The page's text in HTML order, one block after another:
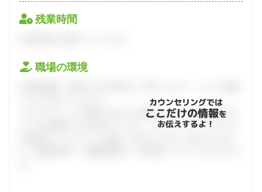
残業時間
職場の環境
ハタラクティブが企業とあなたの間に立って、あなたに向い
ている仕事探しをお手伝いします。キャリアアドバイザーと
カウンセリングでは
ここだけの情報を
お伝えするよ！